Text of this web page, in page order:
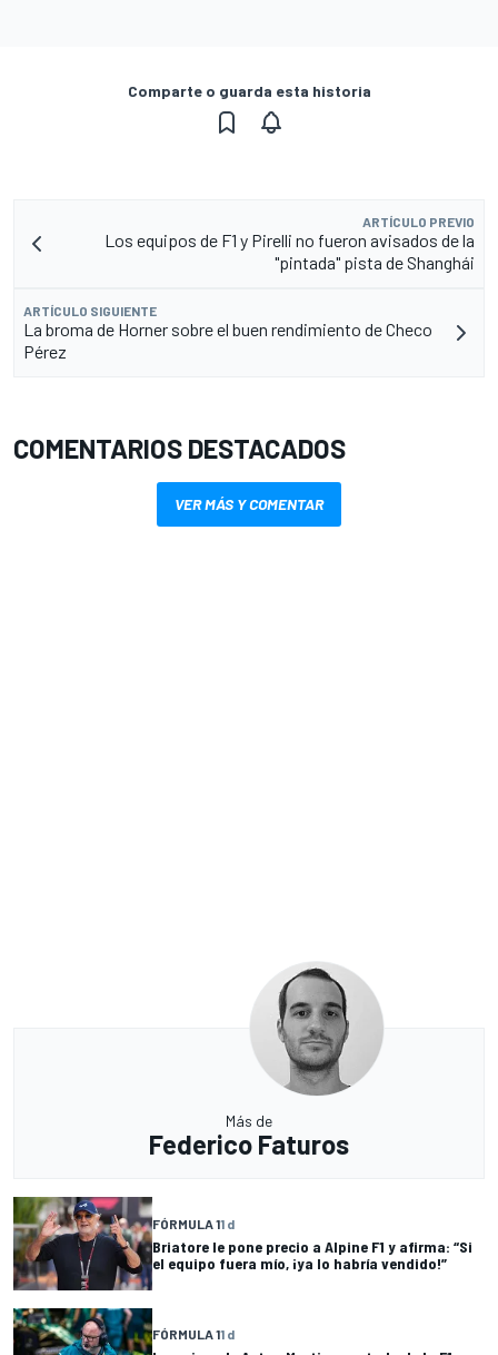
Comparte o guarda esta historia
ARTÍCULO PREVIO
Los equipos de F1 y Pirelli no fueron avisados de la
"pintada" pista de Shanghái
ARTÍCULO SIGUIENTE
La broma de Horner sobre el buen rendimiento de Checo
Pérez
COMENTARIOS DESTACADOS
VER MÁS Y COMENTAR
Más de
Federico Faturos
FÓRMULA 11 d
Briatore le pone precio a Alpine F1 y afirma: “Si
el equipo fuera mío, ¡ya lo habría vendido!”
FÓRMULA 11 d